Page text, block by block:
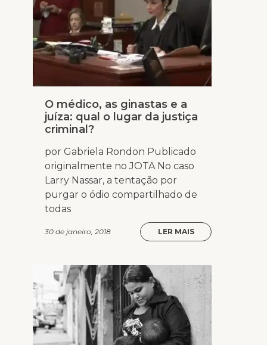
O médico, as ginastas e a
juíza: qual o lugar da justiça
criminal?
por Gabriela Rondon Publicado
originalmente no JOTA No caso
Larry Nassar, a tentação por
purgar o ódio compartilhado de
todas
30 de janeiro, 2018 LER MAIS